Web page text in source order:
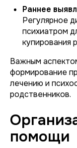
Раннее
Регулярное
психиатром
купирования
Важным
формирование
лечению и
родственников.
помощи